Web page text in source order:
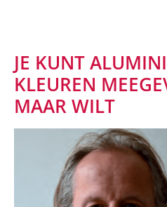
JE KUNT
KLEUREN
MAAR WILT